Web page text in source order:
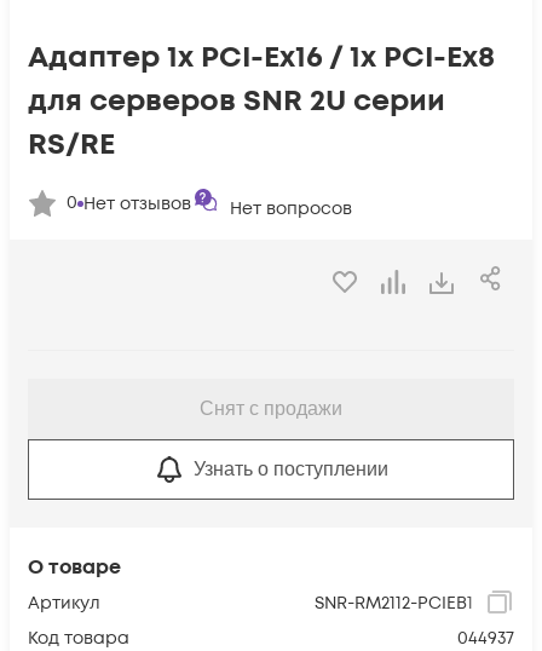
О товаре
Артикул
SNR-RM2112-PCIEB1
Код товара
044937
Адаптер 1x PCI-Ex16 / 1x PCI-Ex8
для серверов SNR 2U серии
RS/RE
0 Нет отзывов Нет вопросов
Снят с продажи
Узнать о поступлении